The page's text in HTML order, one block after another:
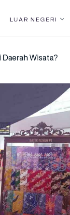
LUAR NEGERI
Wisata?